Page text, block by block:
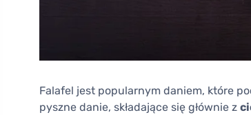
Falafel jest popularnym daniem, które
pyszne danie, składające się głównie z